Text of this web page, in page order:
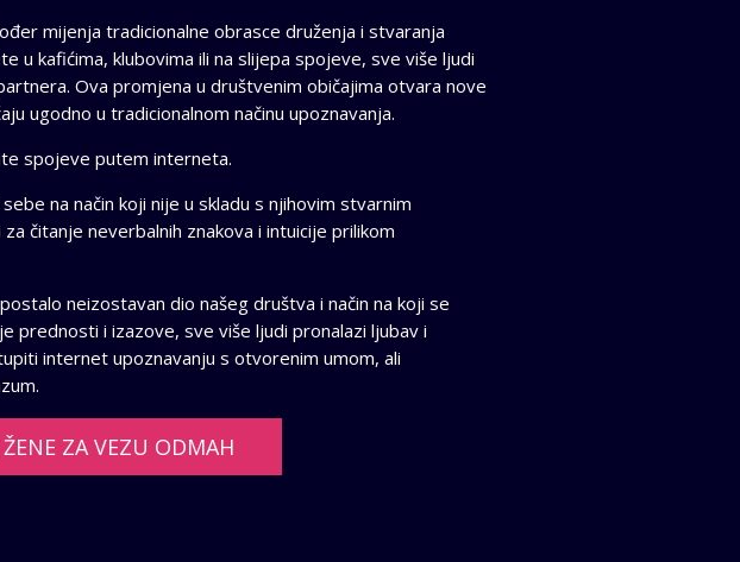
mijenja tradicionalne obrasce druženja i stvaranja
u kafićima, klubovima ili na slijepa spojeve, sve više ljudi
Ova promjena u društvenim običajima otvara nove
ugodno u tradicionalnom načinu upoznavanja.
spojeve putem interneta.
na način koji nije u skladu s njihovim stvarnim
čitanje neverbalnih znakova i intuicije prilikom
neizostavan dio našeg društva i način na koji se
prednosti i izazove, sve više ljudi pronalazi ljubav i
internet upoznavanju s otvorenim umom, ali
ZA VEZU ODMAH